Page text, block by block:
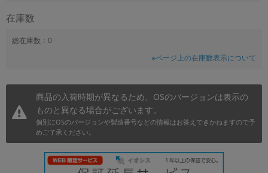
在庫数
総在庫数：0
※ページ上の在庫数表示について
商品の入荷時期が異なるため、OSのバージョンは表示の
ものと異なる場合がございます。
個別にOSのバージョンや製造番号などの情報はお答えできかねますので予
めご了承ください。
年 月 から
年 月 まで